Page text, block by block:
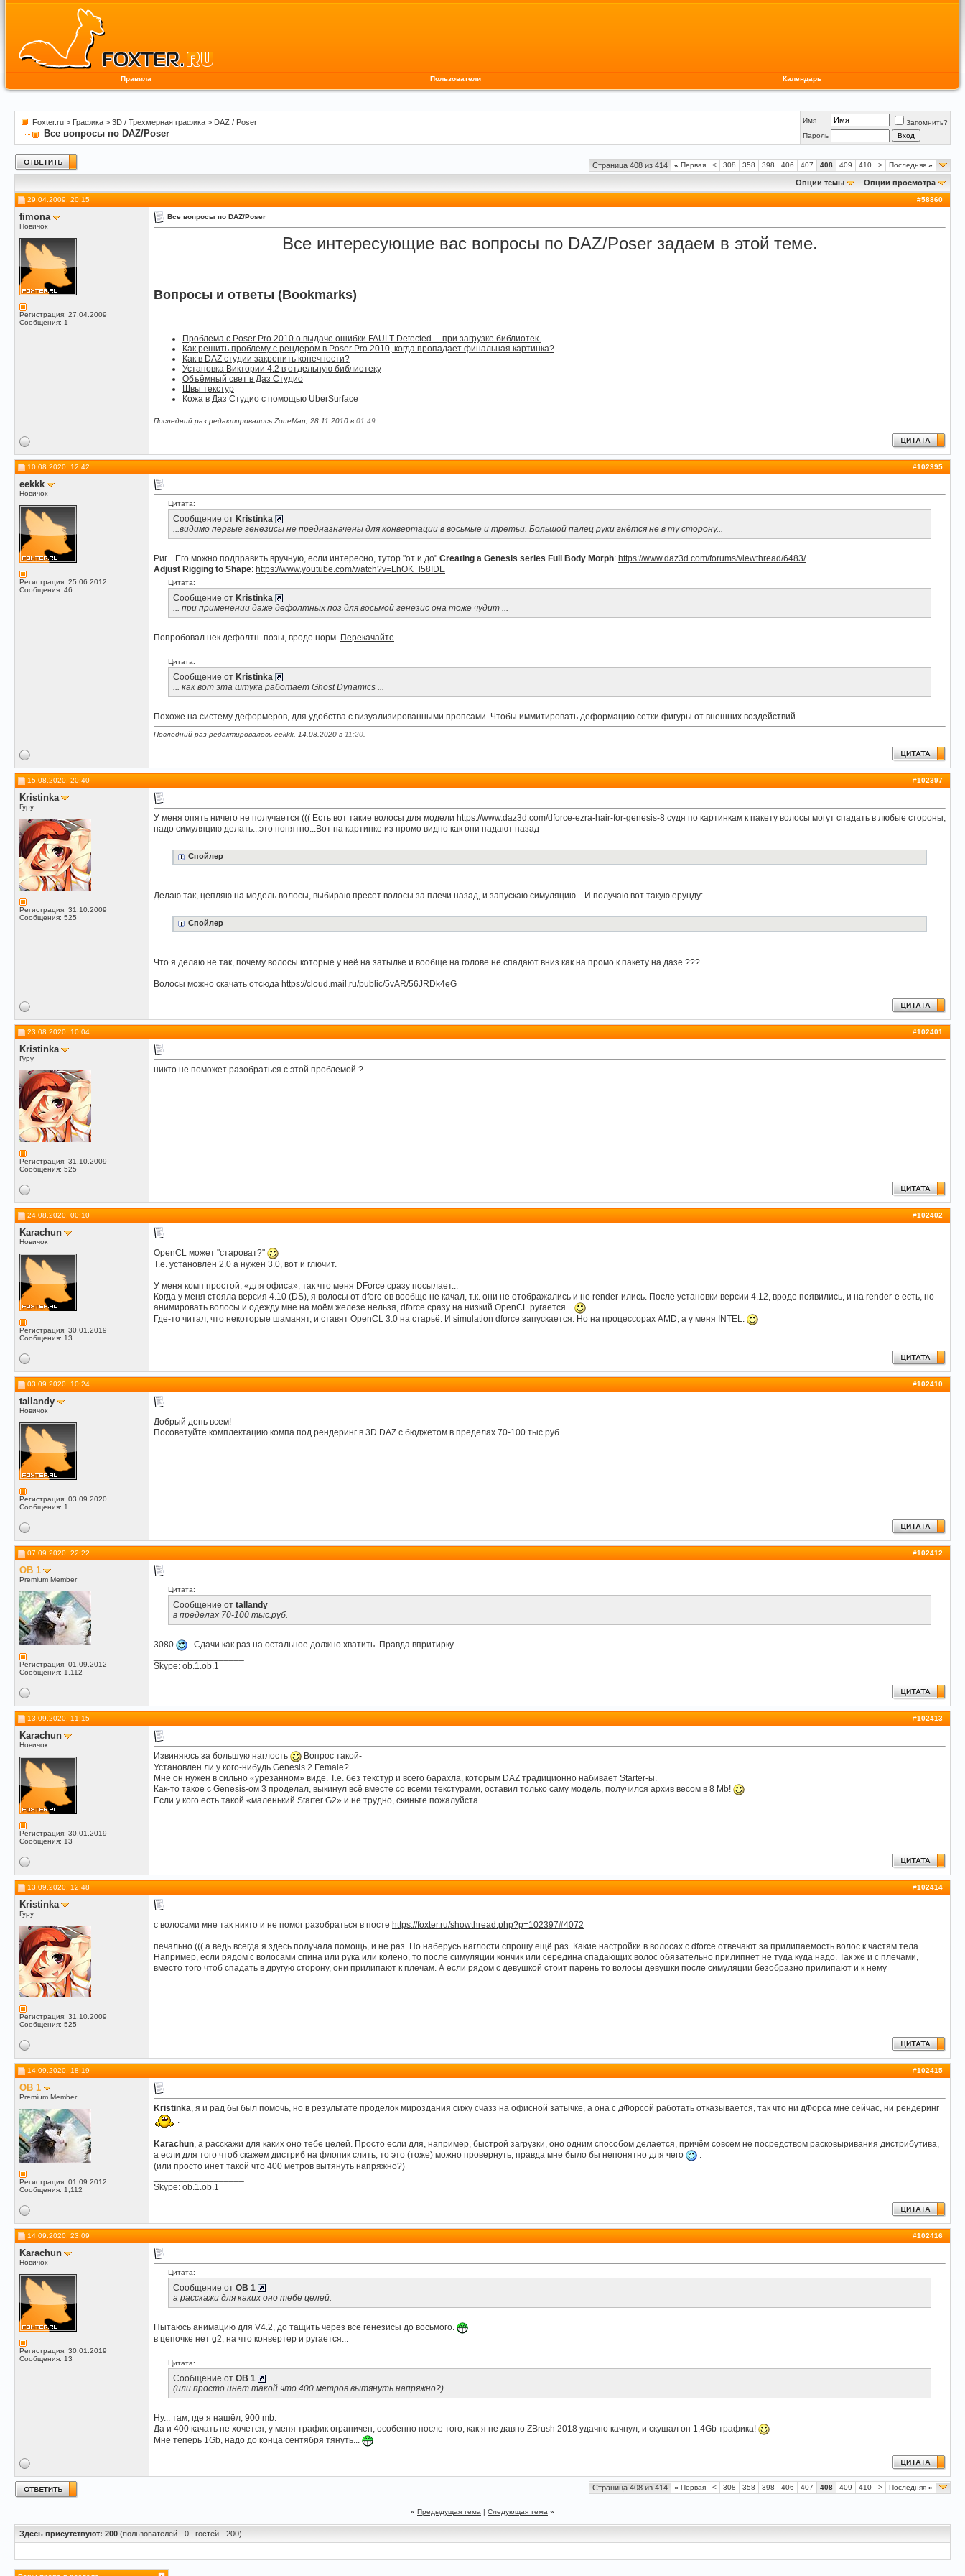
Правила Пользователи Календарь
Foxter.ru > Графика > 3D / Трехмерная графика > DAZ / Poser
Все вопросы по DAZ/Poser
Имя
Запомнить?
Пароль
Страница 408 из 414 « Первая < 308 358 398 406 407 408 409 410 > Последняя »
Опции темы Опции просмотра
29.04.2009, 20:15 #58860
fimona
Новичок
Регистрация: 27.04.2009
Сообщения: 1
Все вопросы по DAZ/Poser
Все интересующие вас вопросы по DAZ/Poser задаем в этой теме.
Вопросы и ответы (Bookmarks)
Проблема с Poser Pro 2010 о выдаче ошибки FAULT Detected ... при загрузке библиотек.
Как решить проблему с рендером в Poser Pro 2010, когда пропадает финальная картинка?
Как в DAZ студии закрепить конечности?
Установка Виктории 4.2 в отдельную библиотеку
Объёмный свет в Даз Студио
Швы текстур
Кожа в Даз Студио с помощью UberSurface
Последний раз редактировалось ZoneMan, 28.11.2010 в 01:49
10.08.2020, 12:42 #102395
eekkk
Новичок
Регистрация: 25.06.2012
Сообщения: 46
Цитата:
Сообщение от Kristinka
...видимо первые генезисы не предназначены для конвертации в восьмые и третьи. Большой палец руки гнётся не в ту сторону...
Риг... Его можно подправить вручную, если интересно, тутор "от и до" Creating a Genesis series Full Body Morph: https://www.daz3d.com/forums/viewthread/6483/
Adjust Rigging to Shape: https://www.youtube.com/watch?v=LhOK_l58IDE
Цитата:
Сообщение от Kristinka
... при применении даже дефолтных поз для восьмой генезис она тоже чудит ...
Попробовал нек.дефолтн. позы, вроде норм. Перекачайте
Цитата:
Сообщение от Kristinka
... как вот эта штука работает Ghost Dynamics ...
Похоже на систему деформеров, для удобства с визуализированными пропсами. Чтобы иммитировать деформацию сетки фигуры от внешних воздействий.
Последний раз редактировалось eekkk, 14.08.2020 в 11:20
15.08.2020, 20:40 #102397
Kristinka
Гуру
Регистрация: 31.10.2009
Сообщения: 525
У меня опять ничего не получается ((( Есть вот такие волосы для модели https://www.daz3d.com/dforce-ezra-hair-for-genesis-8 судя по картинкам к пакету волосы могут спадать в любые стороны,
надо симуляцию делать...это понятно...Вот на картинке из промо видно как они падают назад
Спойлер
Делаю так, цепляю на модель волосы, выбираю пресет волосы за плечи назад, и запускаю симуляцию....И получаю вот такую ерунду:
Спойлер
Что я делаю не так, почему волосы которые у неё на затылке и вообще на голове не спадают вниз как на промо к пакету на дазе ???
Волосы можно скачать отсюда https://cloud.mail.ru/public/5vAR/56JRDk4eG
23.08.2020, 10:04 #102401
Kristinka
Гуру
Регистрация: 31.10.2009
Сообщения: 525
никто не поможет разобраться с этой проблемой ?
24.08.2020, 00:10 #102402
Karachun
Новичок
Регистрация: 30.01.2019
Сообщения: 13
OpenCL может "староват?"
Т.е. установлен 2.0 а нужен 3.0, вот и глючит.
У меня комп простой, «для офиса», так что меня DForce сразу посылает...
Когда у меня стояла версия 4.10 (DS), я волосы от dforc-ов вообще не качал, т.к. они не отображались и не render-ились. После установки версии 4.12, вроде появились, и на render-e есть, но
анимировать волосы и одежду мне на моём железе нельзя, dforce сразу на низкий OpenCL ругается...
Где-то читал, что некоторые шаманят, и ставят ОpenCL 3.0 на старьё. И simulation dforce запускается. Но на процессорах AMD, а у меня INTEL.
03.09.2020, 10:24 #102410
tallandy
Новичок
Регистрация: 03.09.2020
Сообщения: 1
Добрый день всем!
Посоветуйте комплектацию компа под рендеринг в 3D DAZ с бюджетом в пределах 70-100 тыс.руб.
07.09.2020, 22:22 #102412
OB 1
Premium Member
Регистрация: 01.09.2012
Сообщения: 1,112
Цитата:
Сообщение от tallandy
в пределах 70-100 тыс.руб.
3080
. Сдачи как раз на остальное должно хватить. Правда впритирку.
Skype: ob.1.ob.1
13.09.2020, 11:15 #102413
Karachun
Новичок
Регистрация: 30.01.2019
Сообщения: 13
Извиняюсь за большую наглость
Вопрос такой-
Установлен ли у кого-нибудь Genesis 2 Female?
Мне он нужен в сильно «урезанном» виде. Т.е. без текстур и всего барахла, которым DAZ традиционно набивает Starter-ы.
Как-то такое с Genesis-ом 3 проделал, выкинул всё вместе со всеми текстурами, оставил только саму модель, получился архив весом в 8 Mb!
Если у кого есть такой «маленький Starter G2» и не трудно, скиньте пожалуйста.
13.09.2020, 12:48 #102414
Kristinka
Гуру
Регистрация: 31.10.2009
Сообщения: 525
с волосами мне так никто и не помог разобраться в посте https://foxter.ru/showthread.php?p=102397#4072
печально ((( а ведь всегда я здесь получала помощь, и не раз. Но наберусь наглости спрошу ещё раз. Какие настройки в волосах с dforce отвечают за прилипаемость волос к частям тела..
Например, если рядом с волосами спина или рука или колено, то после симуляции кончик или середина спадающих волос обязательно прилипнет не туда куда надо. Так же и с плечами,
вместо того чтоб спадать в другую сторону, они прилипают к плечам. А если рядом с девушкой стоит парень то волосы девушки после симуляции безобразно прилипают и к нему
14.09.2020, 18:19 #102415
OB 1
Premium Member
Регистрация: 01.09.2012
Сообщения: 1,112
Kristinka, я и рад бы был помочь, но в результате проделок мироздания сижу счазз на офисной затычке, а она с дФорсой работать отказывается, так что ни дФорса мне сейчас, ни рендеринг
.
Karachun, а расскажи для каких оно тебе целей. Просто если для, например, быстрой загрузки, оно одним способом делается, причём совсем не посредством расковыривания дистрибутива,
а если для того чтоб скажем дистриб на флопик слить, то это (тоже) можно провернуть, правда мне было бы непонятно для чего
.
(или просто инет такой что 400 метров вытянуть напряжно?)
Skype: ob.1.ob.1
14.09.2020, 23:09 #102416
Karachun
Новичок
Регистрация: 30.01.2019
Сообщения: 13
Цитата:
Сообщение от OB 1
а расскажи для каких оно тебе целей.
Пытаюсь анимацию для V4.2, до тащить через все генезисы до восьмого.
в цепочке нет g2, на что конвертер и ругается...
Цитата:
Сообщение от OB 1
(или просто инет такой что 400 метров вытянуть напряжно?)
Ну... там, где я нашёл, 900 mb.
Да и 400 качать не хочется, у меня трафик ограничен, особенно после того, как я не давно ZBrush 2018 удачно качнул, и скушал он 1,4Gb трафика!
Мне теперь 1Gb, надо до конца сентября тянуть...
Страница 408 из 414 « Первая < 308 358 398 406 407 408 409 410 > Последняя »
« Предыдущая тема | Следующая тема »
Здесь присутствуют: 200 (пользователей - 0 , гостей - 200)